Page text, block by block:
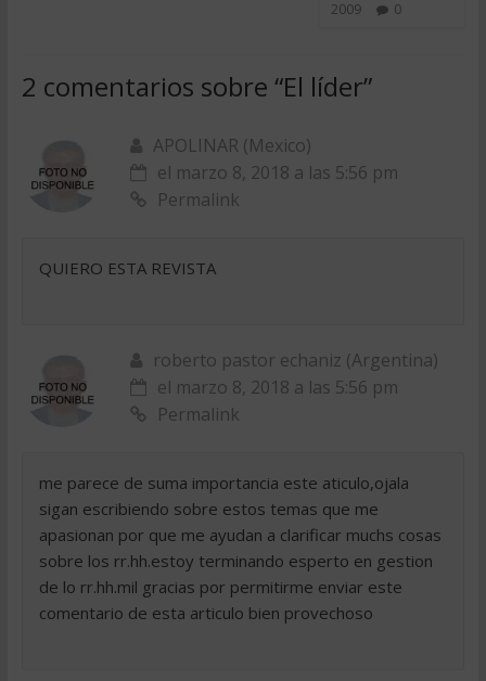
2009 0
2 comentarios sobre “El líder”
APOLINAR (Mexico)
el marzo 8, 2018 a las 5:56 pm
Permalink
QUIERO ESTA REVISTA
roberto pastor echaniz (Argentina)
el marzo 8, 2018 a las 5:56 pm
Permalink
me parece de suma importancia este aticulo,ojala
sigan escribiendo sobre estos temas que me
apasionan por que me ayudan a clarificar muchs cosas
sobre los rr.hh.estoy terminando esperto en gestion
de lo rr.hh.mil gracias por permitirme enviar este
comentario de esta articulo bien provechoso